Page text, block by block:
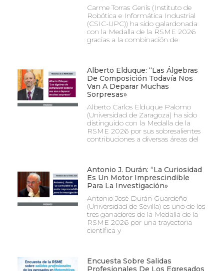
Carme Torras Genís (Instituto de
Robótica e Informática Industrial
(CSIC-UPC)) ha sido galardonada
con la Medalla de la RSME 2026
gracias a la combinación de
Alberto Elduque: “Las Álgebras
De Composición Todavía Nos
Van A Deparar Muchas
Sorpresas»
Alberto Carlos Elduque Palomo
(Universidad de Zaragoza) ha sido
distinguido con la Medalla de la
RSME 2026 por sus sobresalientes
contribuciones a diversas áreas del
Antonio J. Durán: “La Curiosidad
Es Un Motor Imprescindible
Para La Investigación»
Antonio José Durán Guardeño
(Universidad de Sevilla) es uno de los
tres ganadores de la Medalla de la
RSME 2026 por una trayectoria
científica y
Encuesta Sobre Salidas
Profesionales De Los Egresados